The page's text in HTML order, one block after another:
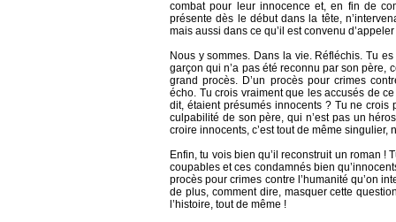
combat pour leur innocence et, en fin de
présente dès le début dans la tête,
mais aussi dans ce qu’il est convenu
Nous y sommes. Dans la vie. Réfléchis. Tu
garçon qui n’a pas été reconnu par son père,
grand procès. D’un procès pour crimes
écho. Tu crois vraiment que les accusés de
dit, étaient présumés innocents ? Tu ne
culpabilité de son père, qui n’est pas un
croire innocents, c’est tout de même singulier,
Enfin, tu vois bien qu’il reconstruit un roman
coupables et ces condamnés bien
procès pour crimes contre l’humanité qu’on
de plus, comment dire, masquer cette
l’histoire, tout de même !